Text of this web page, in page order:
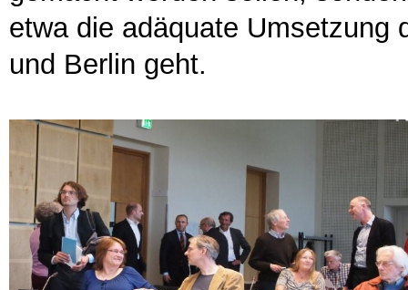
etwa die adäquate Umsetzung
und Berlin geht.